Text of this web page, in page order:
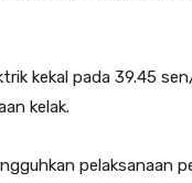
kekal pada 39.45
kelak.
pelaksanaan